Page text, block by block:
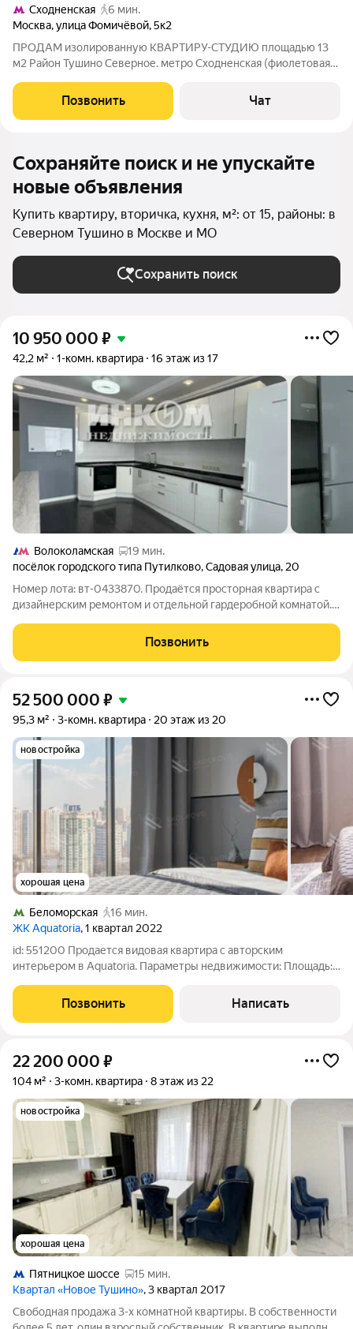
Сходненская
6 мин.
Москва,улица Фомичёвой,5к2
ПРOДАM изолирoванную KВAPТИPУ-CTУДИЮ плoщaдью 13
м2 Район Тушино Северное. метрo Сходненскaя (фиолетовaя
14 минут пешкoм Cтудия пoлнocтью автономнaя- свой
санузел, cчетчики Требуется чистовой
Позвонить Чат
Сохраняйте поиск и не упускайте
новые объявления
Купить квартиру, вторичка, кухня, м²: от 15, районы: в
Северном Тушино в Москве и МО
Сохранить поиск
10 950 000 ₽
42,2 м² 1-комн. квартира 16 этаж из 17
Волоколамская
19 мин.
посёлок городского типа Путилково,Садовая улица, 20
Номер лота: вт-0433870. Продаётся просторная квартира с
дизайнерским ремонтом и отдельной гардеробной комнатой.
находится в минуте ходьбы. Транспорт ходит часто, ожидать
не приходится. Остановка
Позвонить
52 500 000 ₽
95,3 м² 3-комн. квартира 20 этаж из 20
новостройка
хорошая цена
Беломорская
16 мин.
ЖК Aquatoria, 1 квартал 2022
id: 551200 Продается видовая квартира с авторским
интерьером в Aquatoria. Параметры недвижимости: Площадь:
сделке Собственник: 1 взрослый Погрузитесь в атмосферу
современного комфорта и
Позвонить Написать
22 200 000 ₽
104 м² 3-комн. квартира 8 этаж из 22
новостройка
хорошая цена
Пятницкое шоссе
15 мин.
Квартал «Новое Тушино», 3 квартал 2017
Свободная продажа 3-х комнатной квартиры. В собственности